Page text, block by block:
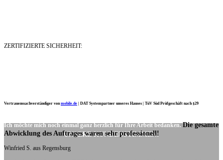
ZERTIFIZIERTE SICHERHEIT:
Vertrauenssachverständiger vonmobile.de DAT Systempartner unseres Hauses | TüV Süd Prüfgeschäft nach §29
UNSERE KUNDENSTIMMEN:
Ich möchte mich noch einmal ganz herzlich für Ihre Arbeit bedanken. Die gesamte
Abwicklung des Auftrages waren sehr professionell!
Winfried S. aus Regensburg